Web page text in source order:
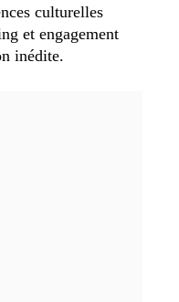
culturelles
et engagement
inédite.